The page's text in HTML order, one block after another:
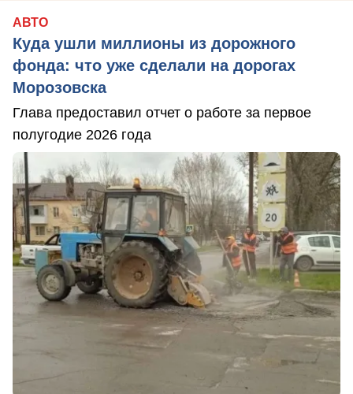
АВТО
Куда ушли миллионы из дорожного
фонда: что уже сделали на дорогах
Морозовска
Глава предоставил отчет о работе за первое
полугодие 2026 года